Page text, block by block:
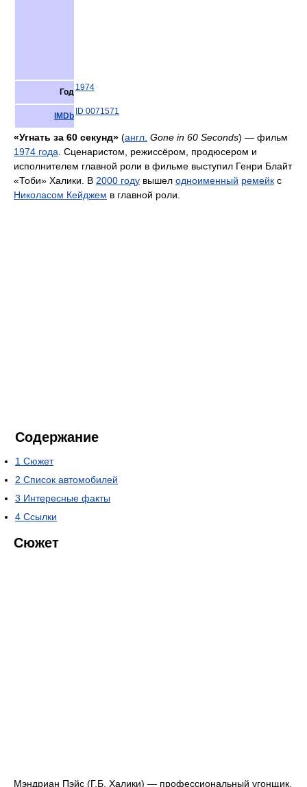
Год 1974
IMDb ID 0071571
«Угнать за 60 секунд» (англ. Gone in 60 Seconds) — фильм
1974 года . Cценаристом, режиссёром, продюсером и
исполнителем главной роли в фильме выступил Генри Блайт
«Тоби» Халики. В 2000 году вышел одноименный ремейк с
Николасом Кейджем в главной роли.
Содержание
1 Сюжет
2 Список автомобилей
3 Интересные факты
4 Ссылки
Сюжет
Мэндриан Пэйс (Г.Б. Халики) — профессиональный угонщик,